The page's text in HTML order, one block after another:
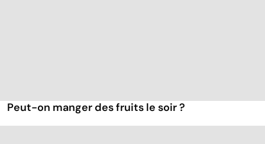
Peut-on manger des fruits le soir ?